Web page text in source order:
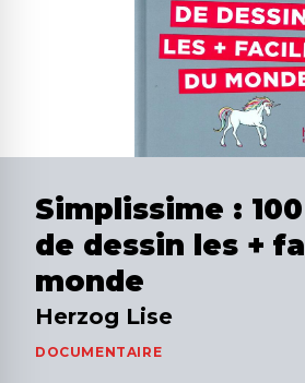
Simplissime :
de dessin les +
monde
Herzog Lise
DOCUMENTAIRE